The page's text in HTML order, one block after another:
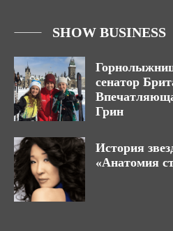
SHOW BUSINESS
сенатор
Грин
История
«Анатомия